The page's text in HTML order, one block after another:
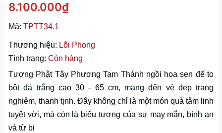
8.100.000₫
Mã: TPTT34.1
Thương hiệu: Lôi Phong
Tình trạng: Còn hàng
Tượng Phật Tây Phương Tam Thánh ngồi hoa sen đế to
bột đá trắng cao 30 - 65 cm, mang đến vẻ đẹp trang
nghiêm, thanh tịnh. Đây không chỉ là một món quà tâm linh
tuyệt vời, mà còn là biểu tượng của sự may mắn, bình an
và từ bi